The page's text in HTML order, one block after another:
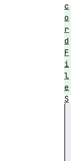
c
o
r
d
F
i
l
e
S